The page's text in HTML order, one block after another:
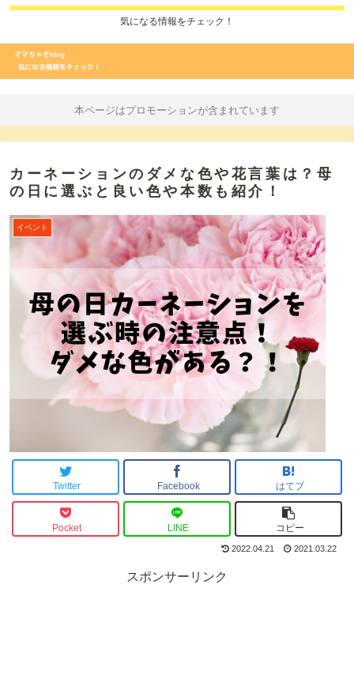
気になる情報をチェック！
本ページはプロモーションが含まれています
カーネーションのダメな色や花言葉は？母
の日に選ぶと良い色や本数も紹介！
イベント
Twitter Facebook はてブ
Pocket LINE コピー
2022.04.21 2021.03.22
スポンサーリンク